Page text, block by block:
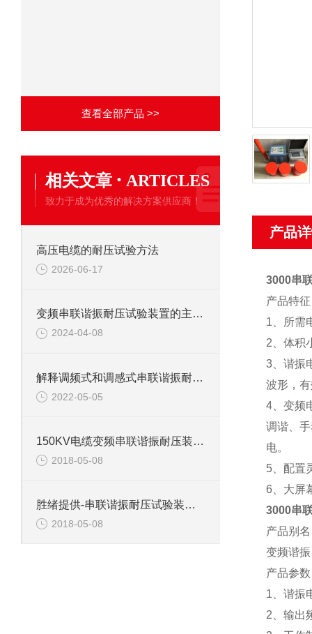
查看全部产品 >>
相关文章 · ARTICLES
致力于成为优秀的解决方案供应商！
高压电缆的耐压试验方法
2026-06-17
变频串联谐振耐压试验装置的主要应用
2024-04-08
解释调频式和调感式串联谐振耐压试验装置有什么区别？
2022-05-05
150KV电缆变频串联谐振耐压装置介绍
2018-05-08
胜绪提供-串联谐振耐压试验装置主要功能
2018-05-08
产品
3000串
产品特
1、所需
2、体积
3、谐振
波形，
4、变频
调谐、
电。
5、配置
6、大屏
3000串
产品别
变频谐
产品参
1、谐振
2、输出